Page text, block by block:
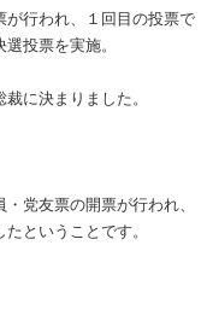
行われ、１回目の投票で
投票を実施。
に決まりました。
党友票の開票が行われ、
ということです。